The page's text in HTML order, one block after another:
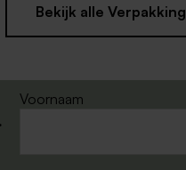
Bekijk alle Verpakking
Voornaam